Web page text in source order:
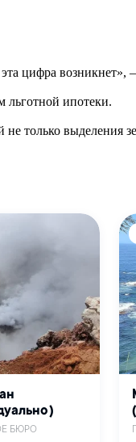
цифра возникнет»,
льготной ипотеки.
не только выделения